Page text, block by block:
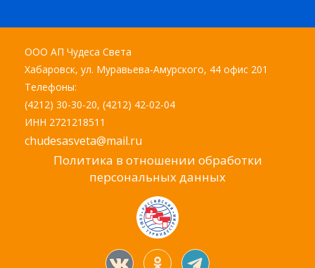
ООО АП Чудеса Света
Хабаровск, ул. Муравьева-Амурского, 44 офис 201
Телефоны:
(4212) 30-30-20, (4212) 42-02-04
ИНН 2721218511
chudesasveta@mail.ru
Политика в отношении обработки
персональных данных